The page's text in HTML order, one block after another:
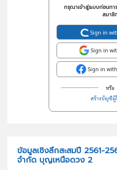
กรุณาเข้าสู่ระบบก่อนกา
สมาชิ
Sign in
Sign in
Sign in
หรือ
สร้างบัญชีผู้
ข้อมูลเชิงลึกสะสมปี 2561-
จำกัด บุญเหนือดวง 2